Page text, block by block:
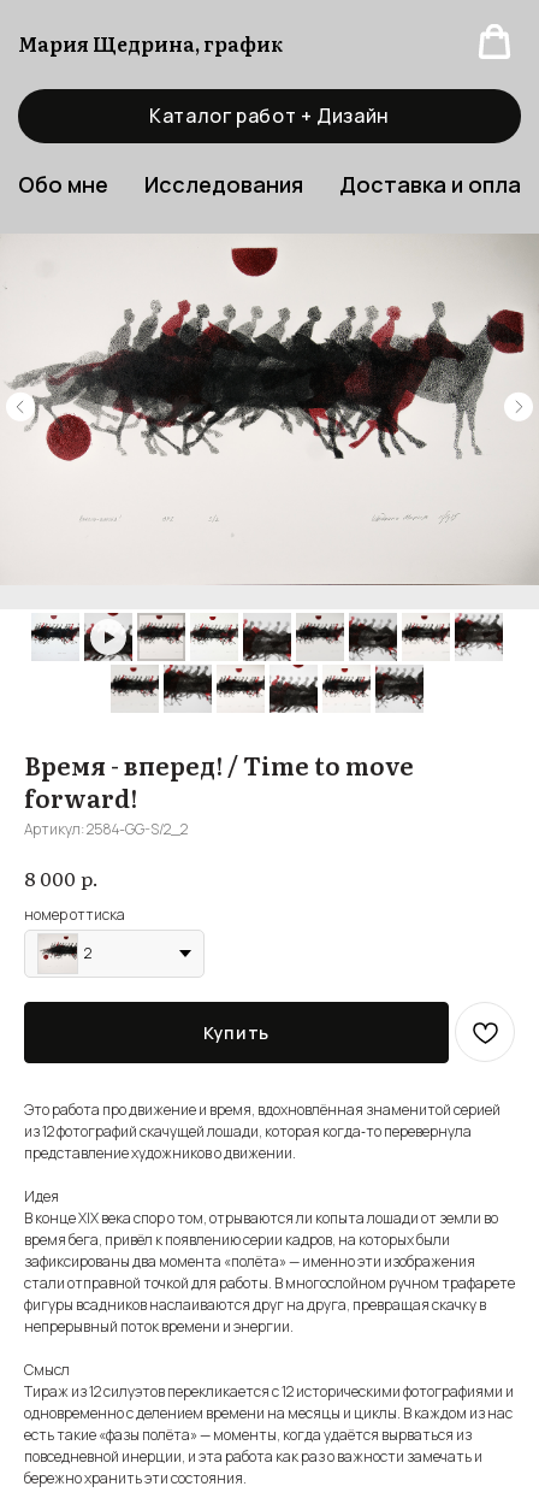
Мария Щедрина, график
Каталог работ + Дизайн
Обо мне Исследования Доставка и
Время - вперед! / Time to move
forward!
Артикул:2584-GG-S/2_2
8 000 р.
номер оттиска
2
Купить
Это работа про движение и время, вдохновлённая знаменитой серией
из 12 фотографий скачущей лошади, которая когда‑то перевернула
представление художников о движении.​​
Идея
В конце XIX века спор о том, отрываются ли копыта лошади от земли во
время бега, привёл к появлению серии кадров, на которых были
зафиксированы два момента «полёта» — именно эти изображения
стали отправной точкой для работы. В многослойном ручном трафарете
фигуры всадников наслаиваются друг на друга, превращая скачку в
непрерывный поток времени и энергии.​​
Смысл
Тираж из 12 силуэтов перекликается с 12 историческими фотографиями и
одновременно с делением времени на месяцы и циклы. В каждом из нас
есть такие «фазы полёта» — моменты, когда удаётся вырваться из
повседневной инерции, и эта работа как раз о важности замечать и
бережно хранить эти состояния.​​